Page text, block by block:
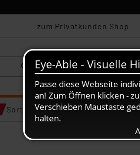
zum Privatkunden Shop
KarriereMein ELV
Sortiments-Deals